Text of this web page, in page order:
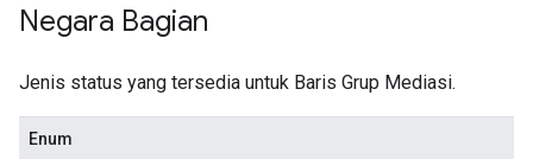
Negara Bagian
Jenis status yang tersedia untuk Baris Grup Mediasi.
Enum